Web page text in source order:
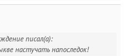
писал(а):
настучать напоследок!